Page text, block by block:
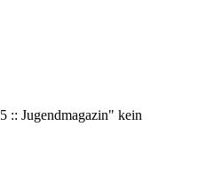
:: Jugendmagazin" kein